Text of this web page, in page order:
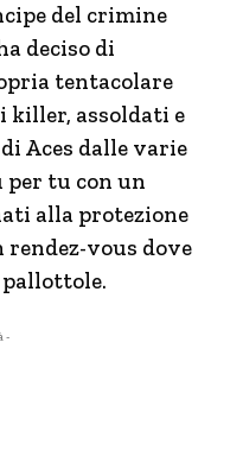
del crimine
deciso di
tentacolare
killer, assoldati e
Aces dalle varie
tu con un
alla protezione
rendez-vous dove
pallottole.
-